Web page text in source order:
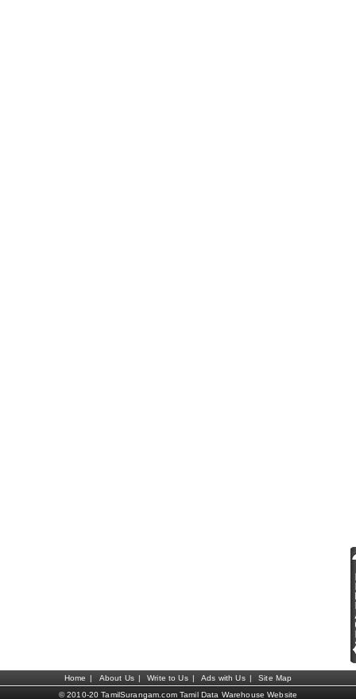
Home | About Us | Write to Us | Ads with Us |
Site Map
© 2010-20 TamilSurangam.com Tamil Data Warehouse Website